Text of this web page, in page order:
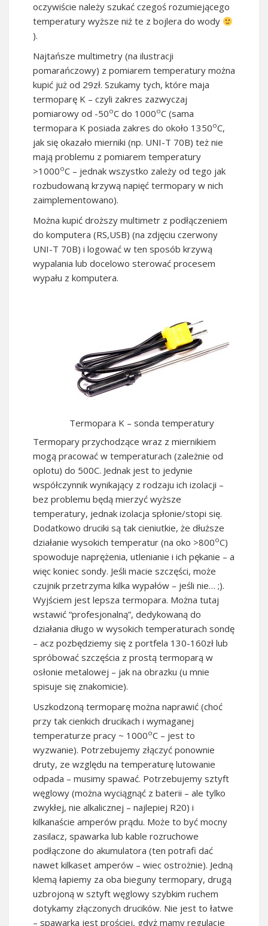
oczywiście należy szukać czegoś rozumiejącego
temperatury wyższe niż te z bojlera do wody
).
Najtańsze multimetry (na ilustracji
pomarańczowy) z pomiarem temperatury można
kupić już od 29zł. Szukamy tych, które maja
termoparę K – czyli zakres zazwyczaj
pomiarowy od -50oC do 1000oC (sama
termopara K posiada zakres do około 1350oC,
jak się okazało mierniki (np. UNI-T 70B) też nie
mają problemu z pomiarem temperatury
>1000oC – jednak wszystko zależy od tego jak
rozbudowaną krzywą napięć termopary w nich
zaimplementowano).
Można kupić droższy multimetr z podłączeniem
do komputera (RS,USB) (na zdjęciu czerwony
UNI-T 70B) i logować w ten sposób krzywą
wypalania lub docelowo sterować procesem
wypału z komputera.
Termopara K – sonda temperatury
Termopary przychodzące wraz z miernikiem
mogą pracować w temperaturach (zależnie od
oplotu) do 500C. Jednak jest to jedynie
współczynnik wynikający z rodzaju ich izolacji –
bez problemu będą mierzyć wyższe
temperatury, jednak izolacja spłonie/stopi się.
Dodatkowo druciki są tak cieniutkie, że dłuższe
działanie wysokich temperatur (na oko >800oC)
spowoduje naprężenia, utlenianie i ich pękanie – a
więc koniec sondy. Jeśli macie szczęści, może
czujnik przetrzyma kilka wypałów – jeśli nie… ;).
Wyjściem jest lepsza termopara. Można tutaj
wstawić “profesjonalną”, dedykowaną do
działania długo w wysokich temperaturach sondę
– acz pozbędziemy się z portfela 130-160zł lub
spróbować szczęścia z prostą termoparą w
osłonie metalowej – jak na obrazku (u mnie
spisuje się znakomicie).
Uszkodzoną termoparę można naprawić (choć
przy tak cienkich drucikach i wymaganej
temperaturze pracy ~ 1000oC – jest to
wyzwanie). Potrzebujemy złączyć ponownie
druty, ze względu na temperaturę lutowanie
odpada – musimy spawać. Potrzebujemy sztyft
węglowy (można wyciągnąć z baterii – ale tylko
zwykłej, nie alkalicznej – najlepiej R20) i
kilkanaście amperów prądu. Może to być mocny
zasilacz, spawarka lub kable rozruchowe
podłączone do akumulatora (ten potrafi dać
nawet kilkaset amperów – wiec ostrożnie). Jedną
klemą łapiemy za oba bieguny termopary, drugą
uzbrojoną w sztyft węglowy szybkim ruchem
dotykamy złączonych drucików. Nie jest to łatwe
– spawarka jest prościej, gdyż mamy regulacje